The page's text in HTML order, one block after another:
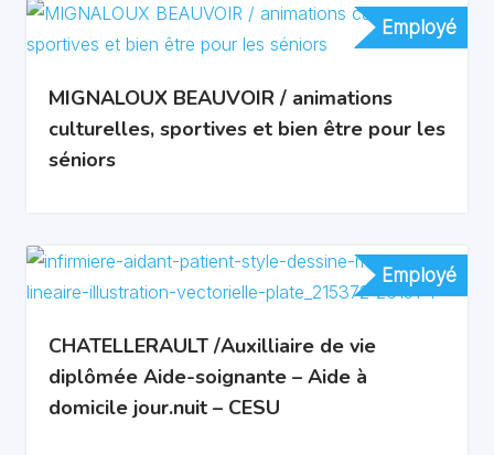
Employé
Employé
MIGNALOUX BEAUVOIR / animations
culturelles, sportives et bien être pour les
séniors
Employé
Employé
CHATELLERAULT /Auxilliaire de vie
diplômée Aide-soignante – Aide à
domicile jour.nuit – CESU